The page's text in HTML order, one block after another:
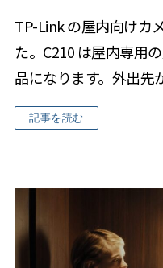
TP-Link の屋内向けカ
た。C210 は屋内専用
品になります。外出
記事を読む